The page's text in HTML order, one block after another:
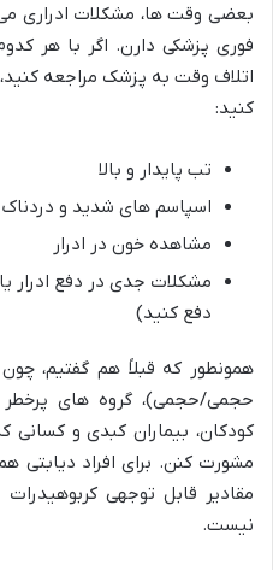
بعضی وقت ها، مشکلات ادراری
فوری پزشکی دارن. اگر با هر
اتلاف وقت به پزشک مراجعه
کنید:
تب پایدار و بالا
اسپاسم های شدید و دردناک
مشاهده خون در ادرار
مشکلات جدی در دفع ادرار
دفع کنید)
حجمی/حجمی)، گروه های پرخطر
کودکان، بیماران کبدی و کسانی
مشورت کنن. برای افراد دیابتی
مقادیر قابل توجهی
نیست.